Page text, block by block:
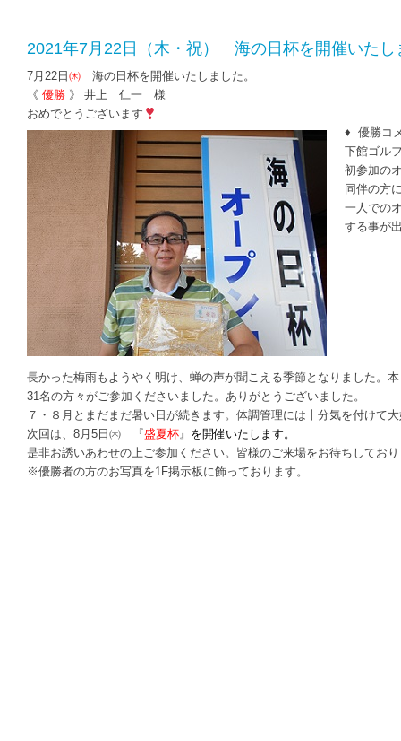
2021年7月22日（木・祝） 海の日杯を開催いたし
7月22日 ㈭ 海の日杯を開催いたしました。
《 優勝 》 井上 仁一 様
おめでとうございます
♦ 優勝コ
下館ゴル
初参加の
同伴の方
一人での
する事が
長かった梅雨もようやく明け、蝉の声が聞こえる季節となりました。
31名の方々がご参加くださいました。ありがとうございました。
７・８月とまだまだ暑い日が続きます。体調管理には十分気を付けて
次回は、8月5日㈭ 『盛夏杯』 を開催いたします。
是非お誘いあわせの上ご参加ください。皆様のご来場をお待ちしてお
※優勝者の方のお写真を1F掲示板に飾っております。